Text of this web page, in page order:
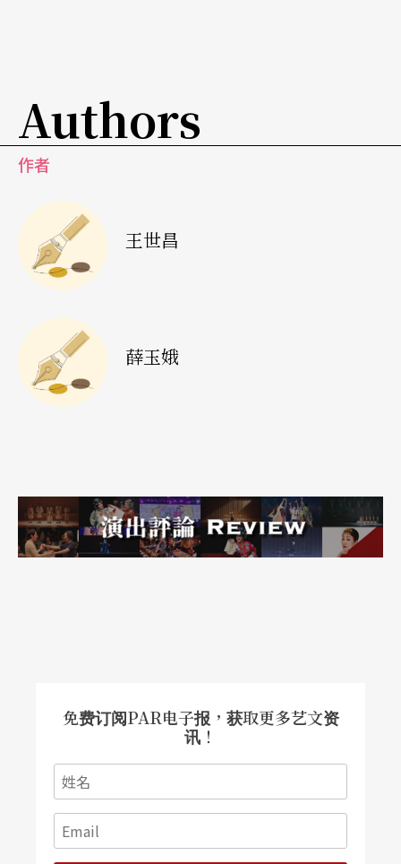
王墨林／东京剧场的风景线上 47 第一期
王墨林／《阿诗玛》的民族美学 79 第二期
王墨林／剧场新人类的诞生──「发条橘子」的两
出戏 109 第四期
王墨林／歌舞中的政治图像 74 第五期
王墨林／蜷川的现代剧场之路 66 第六期
王墨林／两岸三地前卫戏剧会谈 60 第十一期
王立德／长靑的指挥家萧堤 63 第二期
王立德／德国大师汪德 65 第二期
王立德／在「柴可夫斯基年」听莫斯科爱乐 12
Authors
作者
王世昌
薛玉娥
免费订阅PAR电子报，获取更多艺文资
讯！